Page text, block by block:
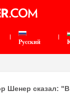
Pусский
Шенер сказал: "В